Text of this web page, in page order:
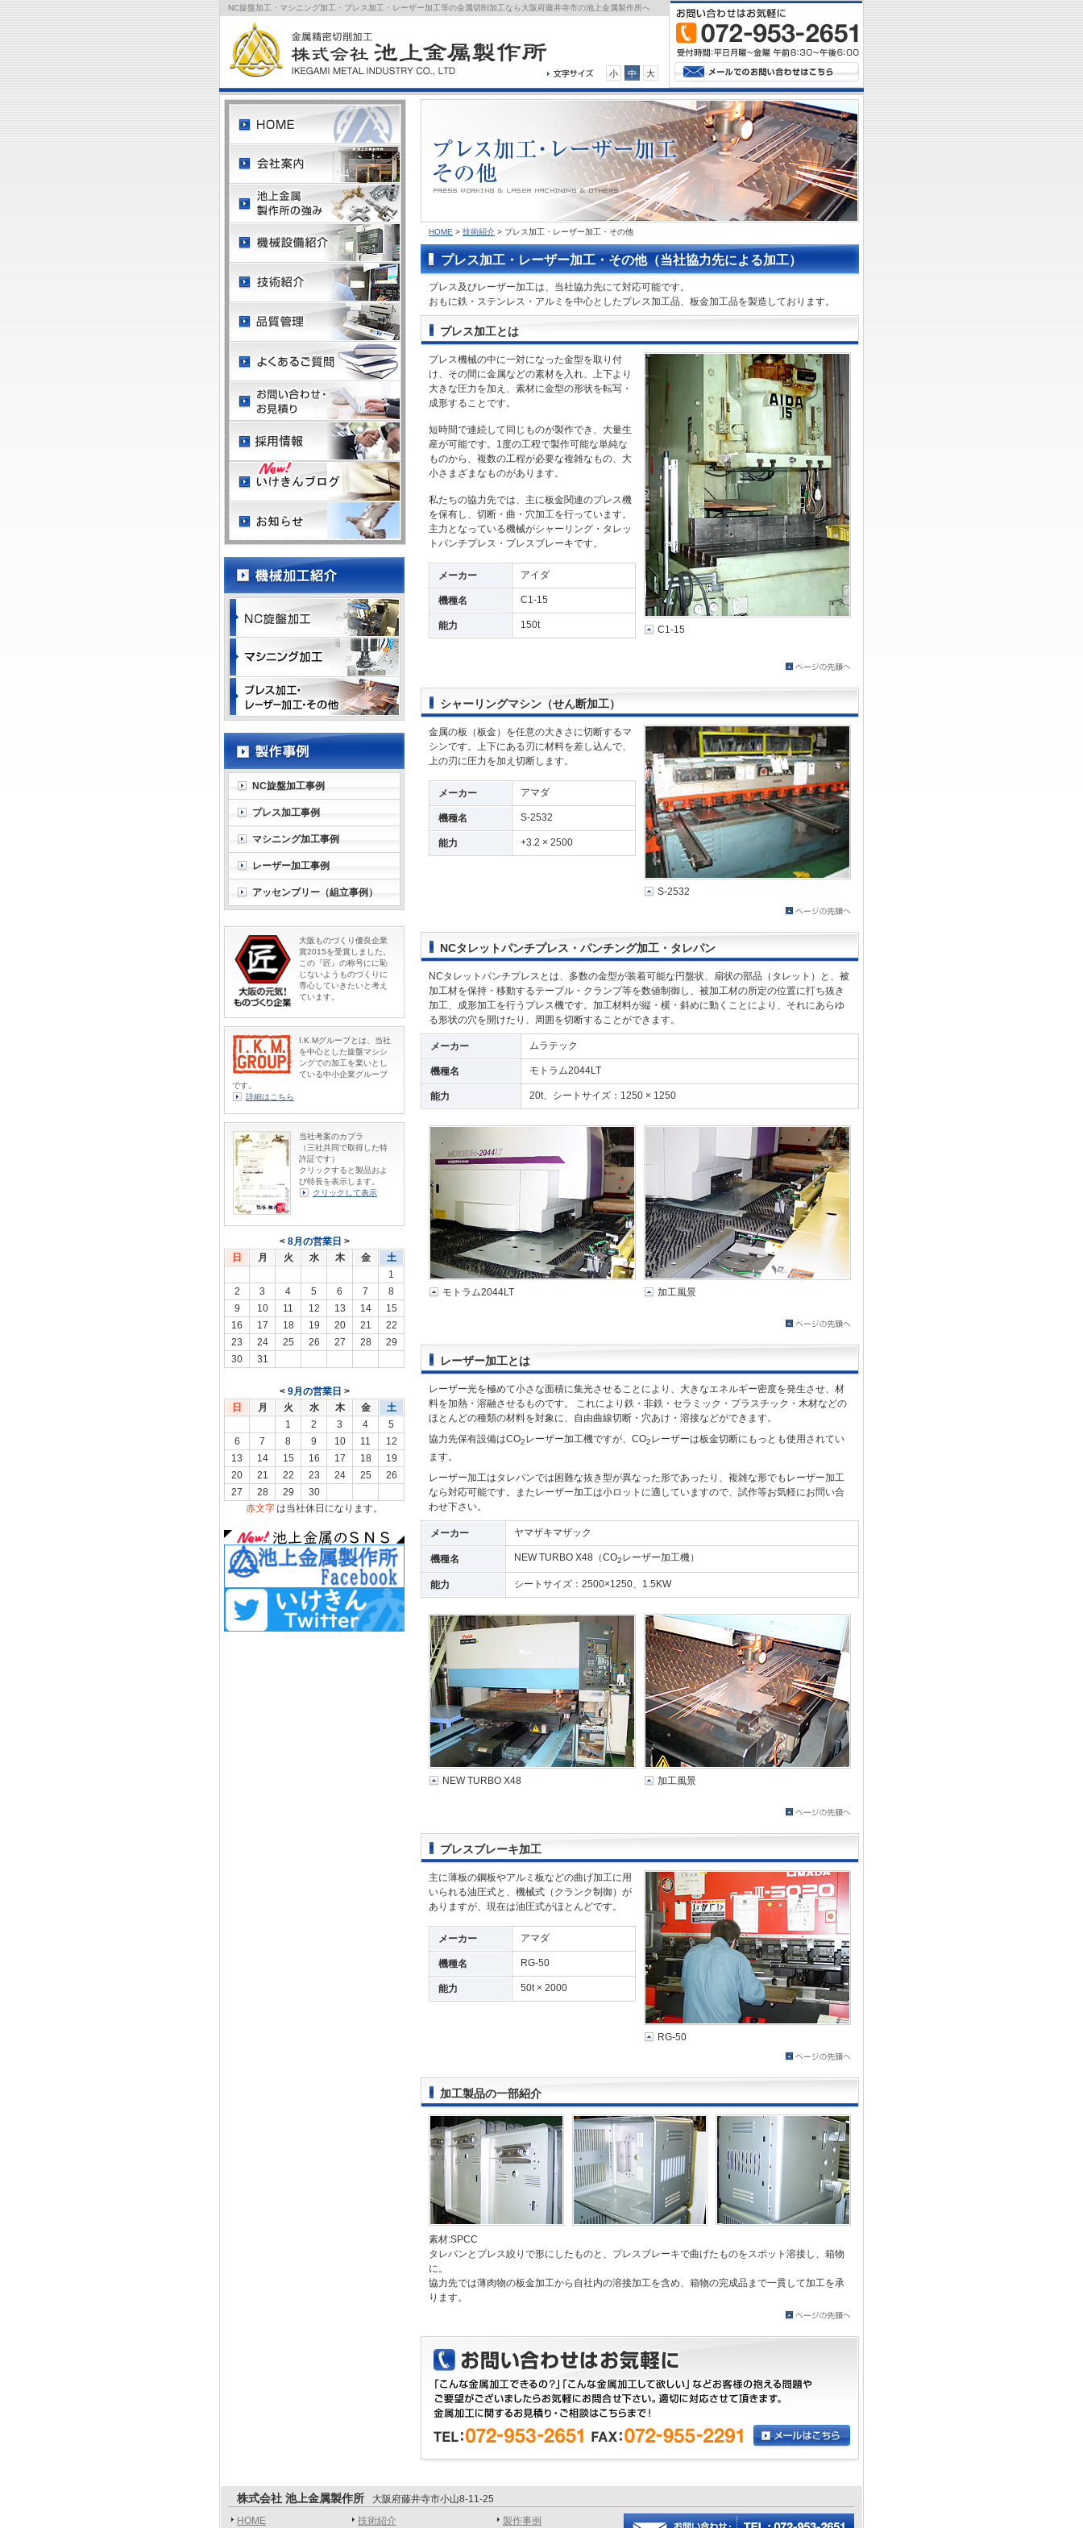
NC旋盤加工・マシニング加工・プレス加工・レーザー加工等の金属切削加工なら大阪府藤井寺市の池上金属製作所へ
小 中 大
HOME > 技術紹介 > プレス加工・レーザー加工・その他
プレス加工・レーザー加工・その他（当社協力先による加工）
プレス及びレーザー加工は、当社協力先にて対応可能です。
おもに鉄・ステンレス・アルミを中心としたプレス加工品、板金加工品を製造しております。
プレス加工とは
プレス機械の中に一対になった金型を取り付
け、その間に金属などの素材を入れ、上下より
大きな圧力を加え、素材に金型の形状を転写・
成形することです。
短時間で連続して同じものが製作でき、大量生
産が可能です。1度の工程で製作可能な単純な
ものから、複数の工程が必要な複雑なもの、大
小さまざまなものがあります。
私たちの協力先では、主に板金関連のプレス機
を保有し、切断・曲・穴加工を行っています。
主力となっている機械がシャーリング・タレッ
トパンチプレス・プレスブレーキです。
メーカー アイダ
機種名 C1-15
能力 150t C1-15
シャーリングマシン（せん断加工）
金属の板（板金）を任意の大きさに切断するマ
シンです。上下にある刃に材料を差し込んで、
上の刃に圧力を加え切断します。
メーカー アマダ
機種名 S-2532
能力 +3.2 × 2500
S-2532
NCタレットパンチプレス・パンチング加工・タレパン
NCタレットパンチプレスとは、多数の金型が装着可能な円盤状、扇状の部品（タレット）と、被
加工材を保持・移動するテーブル・クランプ等を数値制御し、被加工材の所定の位置に打ち抜き
加工、成形加工を行うプレス機です。加工材料が縦・横・斜めに動くことにより、それにあらゆ
る形状の穴を開けたり、周囲を切断することができます。
メーカー ムラテック
機種名 モトラム2044LT
能力 20t、シートサイズ：1250 × 1250
モトラム2044LT 加工風景
レーザー加工とは
レーザー光を極めて小さな面積に集光させることにより、大きなエネルギー密度を発生させ、材
料を加熱・溶融させるものです。 これにより鉄・非鉄・セラミック・プラスチック・木材などの
ほとんどの種類の材料を対象に、自由曲線切断・穴あけ・溶接などができます。
協力先保有設備はCO2レーザー加工機ですが、CO2レーザーは板金切断にもっとも使用されてい
ます。
レーザー加工はタレパンでは困難な抜き型が異なった形であったり、複雑な形でもレーザー加工
なら対応可能です。またレーザー加工は小ロットに適していますので、試作等お気軽にお問い合
わせ下さい。
メーカー ヤマザキマザック
機種名 NEW TURBO X48（CO2レーザー加工機）
能力 シートサイズ：2500×1250、1.5KW
NEW TURBO X48 加工風景
プレスブレーキ加工
主に薄板の鋼板やアルミ板などの曲げ加工に用
いられる油圧式と、機械式（クランク制御）が
ありますが、現在は油圧式がほとんどです。
メーカー アマダ
機種名 RG-50
能力 50t × 2000
RG-50
加工製品の一部紹介
素材:SPCC
タレパンとプレス絞りで形にしたものと、プレスブレーキで曲げたものをスポット溶接し、箱物
に。
協力先では薄肉物の板金加工から自社内の溶接加工を含め、箱物の完成品まで一貫して加工を承
ります。
NC旋盤加工事例
プレス加工事例
マシニング加工事例
レーザー加工事例
アッセンブリー（組立事例）
大阪ものづくり優良企業
賞2015を受賞しました。
この『匠』の称号にに恥
じないようものづくりに
専心していきたいと考え
ています。
I.K.Mグループとは、当社
を中心とした旋盤マシシ
ングでの加工を業いとし
ている中小企業グループ
です。
詳細はこちら
当社考案のカプラ
（三社共同で取得した特
許証です）
クリックすると製品およ
び特長を表示します。
クリックして表示
< 8月の営業日 >
日
月 火 水 木 金
土
1
2
3 4 5 6 7
8
9
10 11 12 13 14
15
16
17 18 19 20 21
22
23
24 25 26 27 28
29
30
31
< 9月の営業日 >
日
月 火 水 木 金
土
1
2 3 4
5
6
7 8 9 10 11
12
13
14 15 16 17 18
19
20
21 22 23 24 25
26
27
28 29
30
赤文字は当社休日になります。
株式会社 池上金属製作所
大阪府藤井寺市小山8-11-25
HOME
技術紹介 製作事例